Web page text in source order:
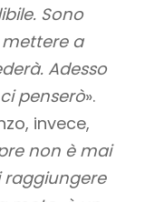
Sono
a
Adesso
penserò».
invece,
non è mai
raggiungere